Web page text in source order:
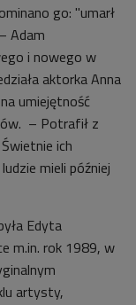
go: "umarł
Adam
i nowego w
aktorka Anna
umiejętność
– Potrafił z
ich
mieli później
Edyta
m.in. rok 1989, w
artysty,